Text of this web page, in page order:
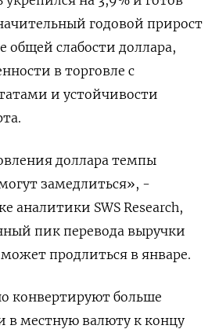
годовой прирост
общей слабости доллара,
в торговле с
и устойчивости
доллара темпы
замедлиться», -
аналитики SWS ‌Research,
пик перевода выручки
продлиться в январе.
конвертируют больше
в местную валюту к концу